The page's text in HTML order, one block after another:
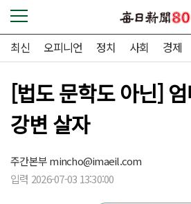
최신 오피니언 정치 사회 경제
[법도 문학도 아닌]
강변 살자
주간본부mincho@imaeil.com
입력 2026-07-03 13:30:00